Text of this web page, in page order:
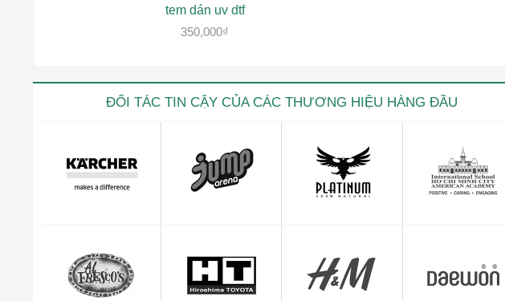
tem dán uv dtf
350,000₫
ĐỐI TÁC TIN CẬY CỦA CÁC THƯƠNG HIỆU HÀNG ĐẦU
Kevin trọng